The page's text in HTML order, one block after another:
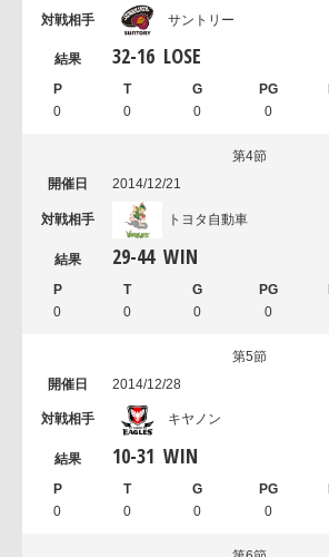
サントリー
32-16 LOSE
0 0 0 0
第4節
2014/12/21
トヨタ自動車
29-44 WIN
0 0 0 0
第5節
2014/12/28
キヤノン
10-31 WIN
0 0 0 0